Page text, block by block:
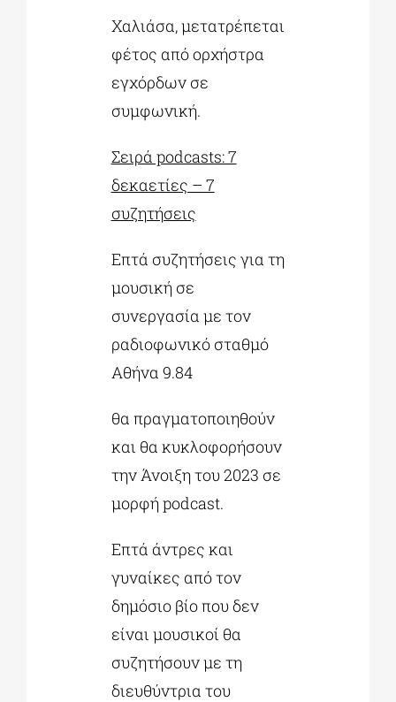
Χαλιάσα, μετατρέπεται
φέτος από ορχήστρα
εγχόρδων σε
συμφωνική.
Σειρά podcasts: 7
δεκαετίες – 7
συζητήσεις
Επτά συζητήσεις για τη
μουσική σε
συνεργασία με τον
ραδιοφωνικό σταθμό
Αθήνα 9.84
θα πραγματοποιηθούν
και θα κυκλοφορήσουν
την Άνοιξη του 2023 σε
μορφή podcast.
Επτά άντρες και
γυναίκες από τον
δημόσιο βίο που δεν
είναι μουσικοί θα
συζητήσουν με τη
διευθύντρια του